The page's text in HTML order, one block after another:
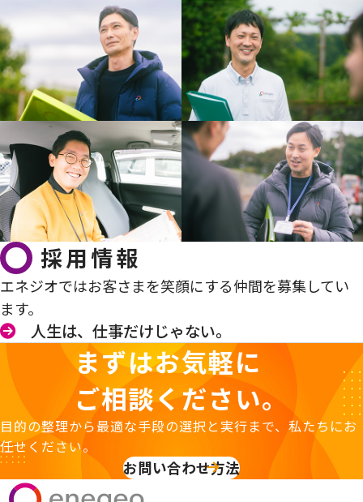
採用情報
エネジオではお客さまを笑顔にする仲間を募集してい
ます。
人生は、仕事だけじゃない。
まずはお気軽に
ご相談ください。
目的の整理から最適な手段の選択と実行まで、私たちにお
任せください。
お問い合わせ方法